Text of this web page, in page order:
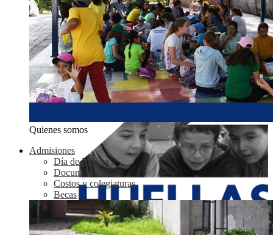
Quienes somos
Admisiones
Día de Prueba
Documentación
Costos y colegiaturas
Becas